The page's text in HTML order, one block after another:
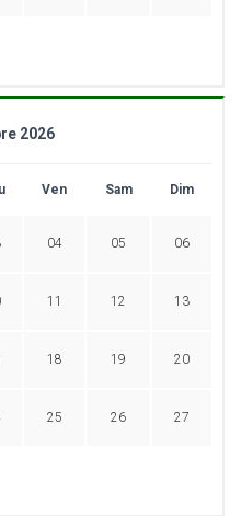
2026
Ven Sam Dim
04 05 06
11 12 13
18 19 20
25 26 27